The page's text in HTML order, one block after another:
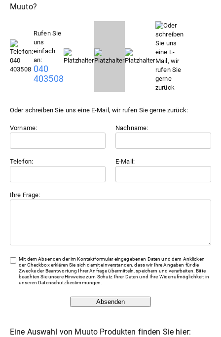
Muuto?
Rufen Sie
uns
einfach
an:
040
403508
Oder schreiben Sie uns eine E-Mail, wir rufen Sie gerne zurück:
Vorname: Nachname:
Telefon: E-Mail:
Ihre Frage:
Mit dem Absenden der im Kontaktformular eingegebenen Daten und dem Anklicken
der Checkbox erklären Sie sich damit einverstanden, dass wir Ihre Angaben für die
Zwecke der Beantwortung Ihrer Anfrage übermitteln, speichern und verarbeiten. Bitte
beachten Sie unsere Hinweise zum Schutz Ihrer Daten und Ihre Widerrufmöglichkeit in
unserenDatenschutzbestimmungen
Absenden
Eine Auswahl von Muuto Produkten finden Sie hier: